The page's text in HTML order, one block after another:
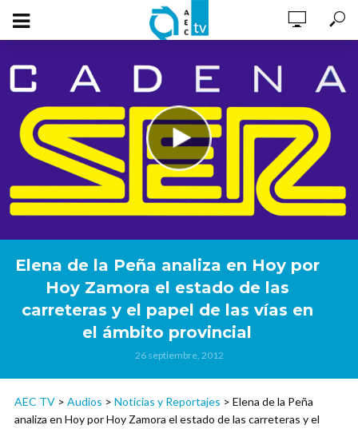
Elena de la Peña analiza en Hoy por
Hoy Zamora el estado de las
carreteras y el papel de las vías en
el ámbito provincial
26 septiembre, 2012
AEC TV > Audios > Noticias y Reportajes > Elena de la Peña
analiza en Hoy por Hoy Zamora el estado de las carreteras y el